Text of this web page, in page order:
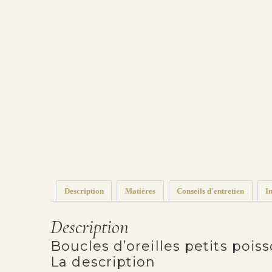
Description Matières Conseils d'entretien
Description
Boucles d’oreilles petits
La description